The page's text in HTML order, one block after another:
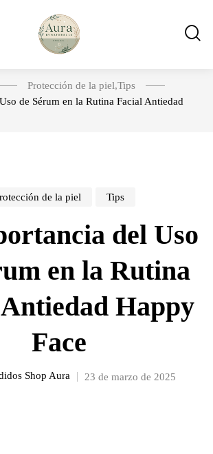
Protección de la piel,Tips
de Sérum en la Rutina Facial Antiedad
de la piel Tips
del Uso
en la Rutina
Happy
Face
Shop Aura 23 de marzo de 2025